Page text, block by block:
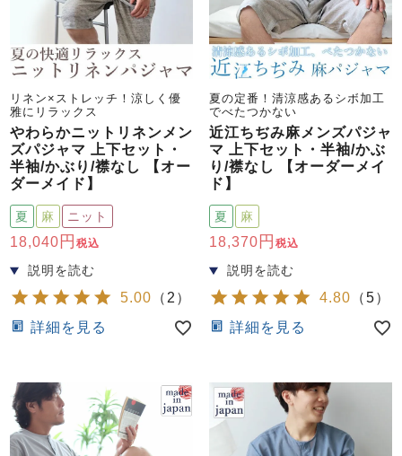
リネン×ストレッチ！涼しく優
雅にリラックス
やわらかニットリネンメン
ズパジャマ 上下セット・
半袖/かぶり/襟なし 【オー
ダーメイド】
夏 麻 ニット
18,040 税込
5.00 （2 ）
詳細を見る
夏の定番！清涼感あるシボ加工
でべたつかない
近江ちぢみ麻メンズパジャ
マ 上下セット・半袖/かぶ
り/襟なし 【オーダーメイ
ド】
夏 麻
18,370 税込
4.80 （5）
詳細を見る